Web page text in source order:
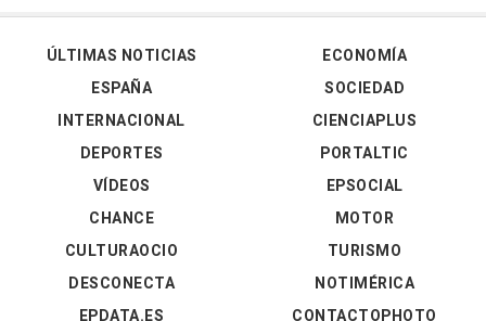
ÚLTIMAS NOTICIAS
ESPAÑA
INTERNACIONAL
DEPORTES
VÍDEOS
ECONOMÍA
SOCIEDAD
CIENCIAPLUS
PORTALTIC
EPSOCIAL
CHANCE
CULTURAOCIO
DESCONECTA
EPDATA.ES
MOTOR
TURISMO
NOTIMÉRICA
CONTACTOPHOTO